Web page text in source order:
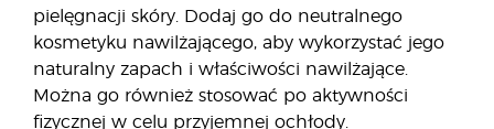
pielęgnacji skóry. Dodaj go do neutralnego
kosmetyku nawilżającego, aby wykorzystać jego
naturalny zapach i właściwości nawilżające.
Można go również stosować po aktywności
fizycznej w celu przyjemnej ochłody.